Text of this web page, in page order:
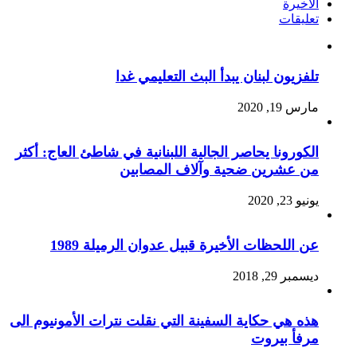
الأخيرة
تعليقات
تلفزيون لبنان يبدأ البث التعليمي غدا
مارس 19, 2020
الكورونا يحاصر الجالية اللبنانية في شاطئ العاج: أكثر
من عشرين ضحية وآلاف المصابين
يونيو 23, 2020
عن اللحظات الأخيرة قبيل عدوان الرميلة 1989
ديسمبر 29, 2018
هذه هي حكاية السفينة التي نقلت نترات الأمونيوم الى
مرفأ بيروت